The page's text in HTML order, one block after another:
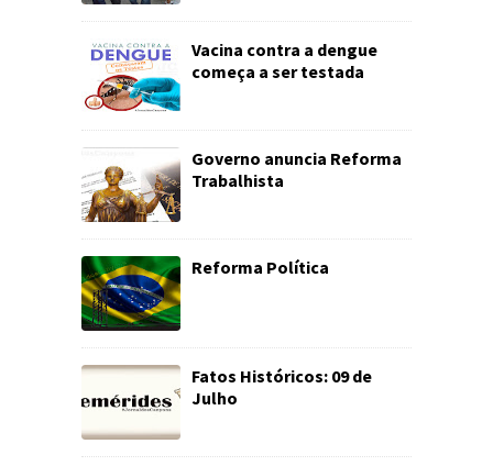
Vacina contra a dengue
começa a ser testada
Governo anuncia Reforma
Trabalhista
Reforma Política
Fatos Históricos: 09 de
Julho